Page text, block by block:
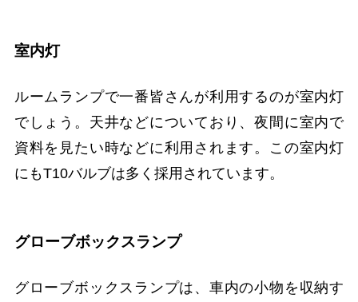
室内灯
ルームランプで一番皆さんが利用するのが室内灯
でしょう。天井などについており、夜間に室内で
資料を見たい時などに利用されます。この室内灯
にもT10バルブは多く採用されています。
グローブボックスランプ
グローブボックスランプは、車内の小物を収納す